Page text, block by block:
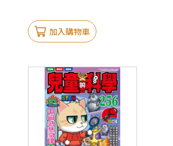
加入購物車